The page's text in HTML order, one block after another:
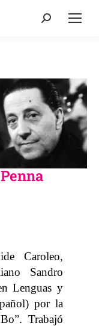
Caroleo,
Sandro
Lenguas y
por la
Trabajó